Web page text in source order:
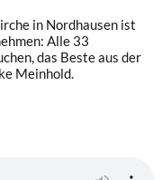
in Nordhausen ist
Alle 33
das Beste aus der
Meinhold.